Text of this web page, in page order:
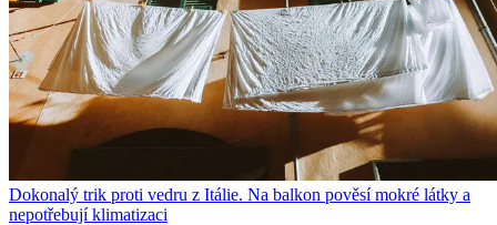
Dokonalý trik proti vedru z Itálie. Na balkon pověsí mokré látky a
nepotřebují klimatizaci